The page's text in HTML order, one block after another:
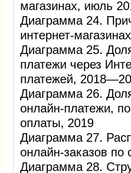
магазинах, июль
Диаграмма 24.
интернет-
Диаграмма 25.
платежи через
платежей,
Диаграмма 26.
онлайн-платежи,
оплаты, 2019
Диаграмма 27.
онлайн-заказов по
Диаграмма 28.